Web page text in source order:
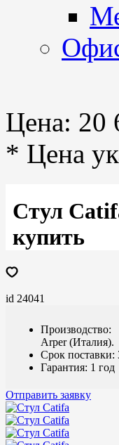
Цена: 20
* Цена
Стул
купить
id 24041
Производство:
Arper (Италия).
Срок поставки:
Гарантия: 1 год
Отправить заявку